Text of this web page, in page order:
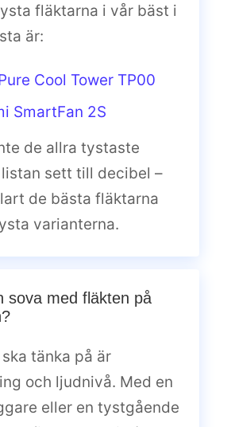
fläktarna i vår bäst i
är:
Cool Tower TP00
SmartFan 2S
de allra tystaste
sett till decibel –
de bästa fläktarna
varianterna.
sova med fläkten på
tänka på är
och ljudnivå. Med en
eller en tystgående